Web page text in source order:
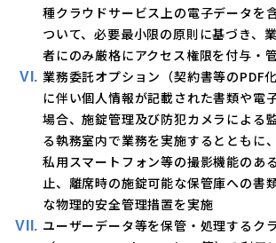
種クラウドサービス上の電子データを
ついて、必要最小限の原則に基づき、
者にのみ厳格にアクセス権限を付与・
業務委託オプション（契約書等のPDF
に伴い個人情報が記載された書類や電
場合、施錠管理及び防犯カメラによる
る執務室内で業務を実施するとともに
私用スマートフォン等の撮影機能のあ
止、離席時の施錠可能な保管庫への書
な物理的安全管理措置を実施
ユーザーデータ等を保管・処理するク